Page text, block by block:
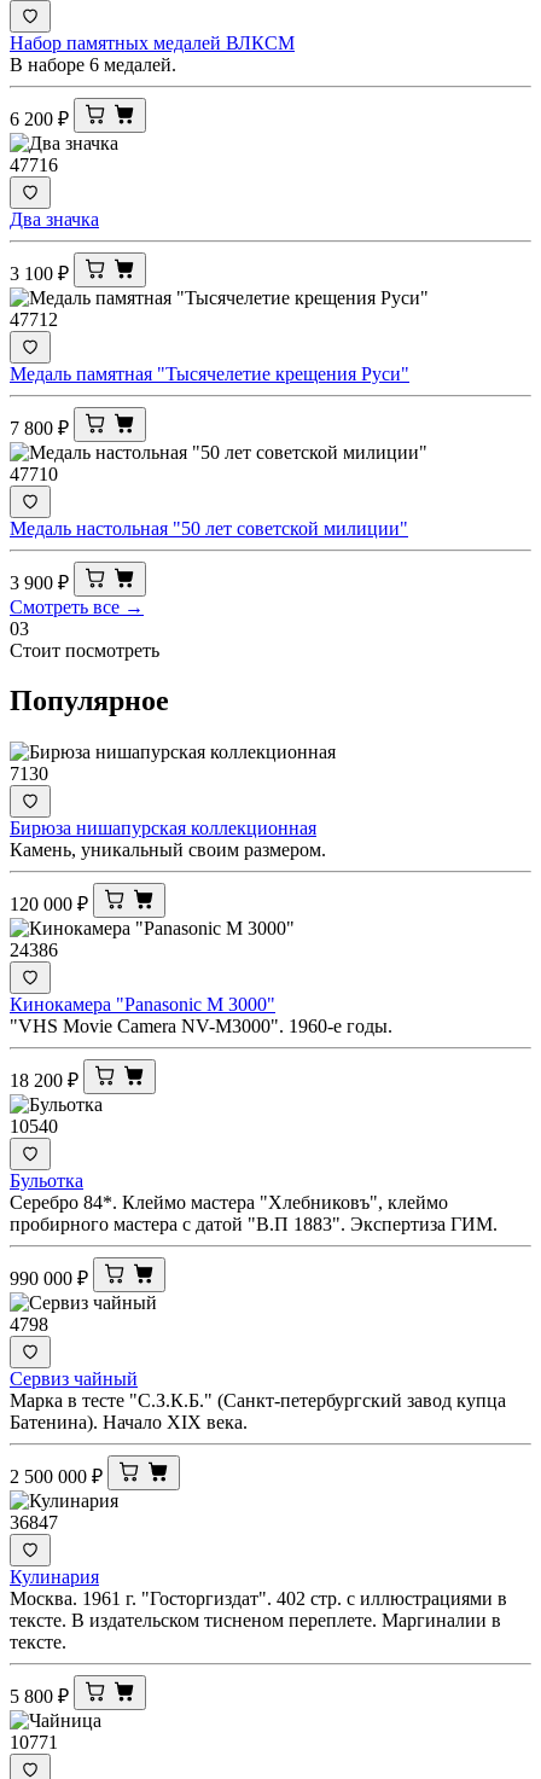
Набор памятных медалей ВЛКСМ
В наборе 6 медалей.
6 200 ₽
47716
Два значка
3 100 ₽
47712
Медаль памятная "Тысячелетие крещения Руси"
7 800 ₽
47710
Медаль настольная "50 лет советской милиции"
3 900 ₽
Смотреть все →
03
Стоит посмотреть
Популярное
7130
Бирюза нишапурская коллекционная
Камень, уникальный своим размером.
120 000 ₽
24386
Кинокамера "Panasonic M 3000"
"VHS Movie Camera NV-M3000". 1960-е годы.
18 200 ₽
10540
Бульотка
Серебро 84*. Клеймо мастера "Хлебниковъ", клеймо
пробирного мастера с датой "В.П 1883". Экспертиза ГИМ.
990 000 ₽
4798
Сервиз чайный
Марка в тесте "С.З.К.Б." (Санкт-петербургский завод купца
Батенина). Начало XIX века.
2 500 000 ₽
36847
Кулинария
Москва. 1961 г. "Госторгиздат". 402 стр. с иллюстрациями в
тексте. В издательском тисненом переплете. Маргиналии в
тексте.
5 800 ₽
10771